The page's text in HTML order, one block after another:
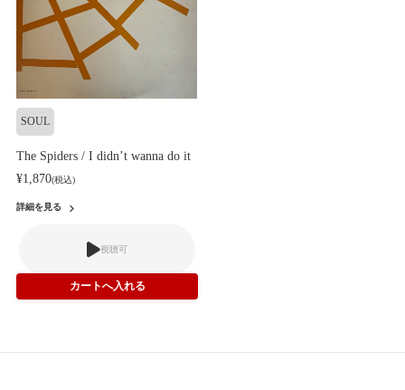
SOUL
The Spiders / I didn’t wanna do it
¥1,870(税込)
詳細を見る
視聴可